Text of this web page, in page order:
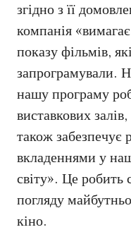
згідно з її
компанія
показу фільмів,
запрограмували.
нашу програму
виставкових
також забезпечує
вкладеннями у
світу». Це
погляду
кіно.